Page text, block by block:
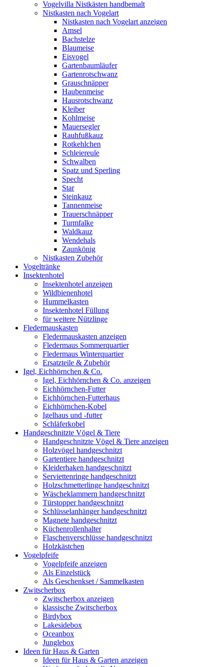
Vogelvilla Nistkästen handbemalt
Nistkasten nach Vogelart
Nistkasten nach Vogelart anzeigen
Amsel
Bachstelze
Blaumeise
Eisvogel
Gartenbaumläufer
Gartenrotschwanz
Grauschnäpper
Haubenmeise
Hausrotschwanz
Kleiber
Kohlmeise
Mauersegler
Rauhfußkauz
Rotkehlchen
Schleiereule
Schwalben
Spatz und Sperling
Specht
Star
Steinkauz
Tannenmeise
Trauerschnäpper
Turmfalke
Waldkauz
Wendehals
Zaunkönig
Nistkasten Zubehör
Vogeltränke
Insektenhotel
Insektenhotel anzeigen
Wildbienenhotel
Hummelkasten
Insektenhotel Füllung
für weitere Nützlinge
Fledermauskasten
Fledermauskasten anzeigen
Fledermaus Sommerquartier
Fledermaus Winterquartier
Ersatzteile & Zubehör
Igel, Eichhörnchen & Co.
Igel, Eichhörnchen & Co. anzeigen
Eichhörnchen-Futter
Eichhörnchen-Futterhaus
Eichhörnchen-Kobel
Igelhaus und -futter
Schläferkobel
Handgeschnitzte Vögel & Tiere
Handgeschnitzte Vögel & Tiere anzeigen
Holzvögel handgeschnitzt
Gartentiere handgeschnitzt
Kleiderhaken handgeschnitzt
Serviettenringe handgeschnitzt
Holzschmetterlinge handgeschnitzt
Wäscheklammern handgeschnitzt
Türstopper handgeschnitzt
Schlüsselanhänger handgeschnitzt
Magnete handgeschnitzt
Küchenrollenhalter
Flaschenverschlüsse handgeschnitzt
Holzkästchen
Vogelpfeife
Vogelpfeife anzeigen
Als Einzelstück
Als Geschenkset / Sammelkasten
Zwitscherbox
Zwitscherbox anzeigen
klassische Zwitscherbox
Birdybox
Lakesidebox
Oceanbox
Junglebox
Ideen für Haus & Garten
Ideen für Haus & Garten anzeigen